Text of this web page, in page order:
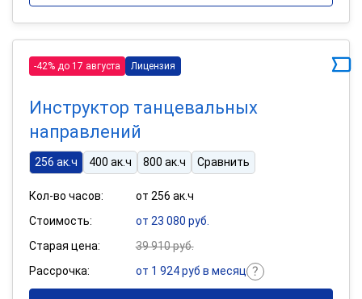
-42% до 17 августа Лицензия
Инструктор танцевальных
направлений
256 ак.ч 400 ак.ч 800 ак.ч Сравнить
Кол-во часов:
от 256 ак.ч
Стоимость:
от 23 080 руб.
Старая цена:
39 910 руб.
Рассрочка:
от 1 924 руб в месяц